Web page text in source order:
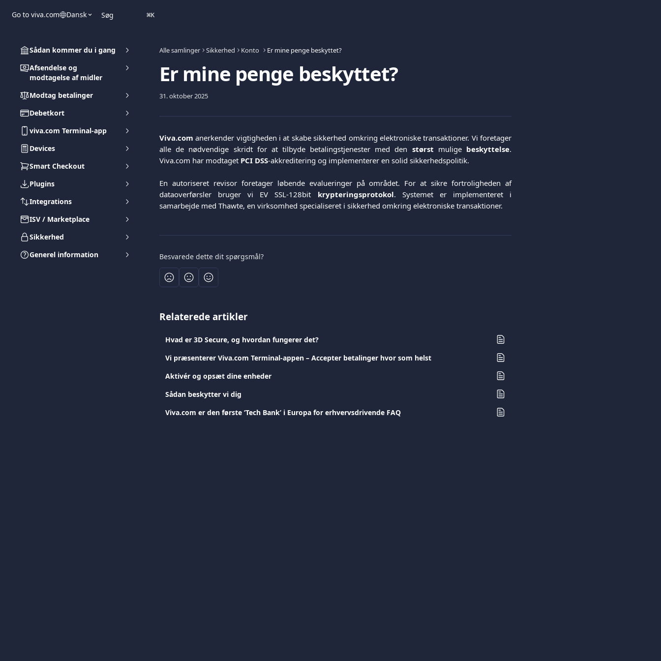
Go to viva.com Dansk Søg ⌘K
Sådan kommer du i gang
Afsendelse og
modtagelse af midler
Modtag betalinger
Debetkort
viva.com Terminal-app
Devices
Smart Checkout
Plugins
Integrations
ISV / Marketplace
Sikkerhed
Generel information
Alle samlinger Sikkerhed Konto Er mine penge beskyttet?
Er mine penge beskyttet?
31. oktober 2025
Viva.com anerkender vigtigheden i at skabe sikkerhed omkring elektroniske transaktioner. Vi foretager
alle de nødvendige skridt for at tilbyde betalingstjenester med den størst mulige beskyttelse.
Viva.com har modtaget PCI DSS-akkreditering og implementerer en solid sikkerhedspolitik.
En autoriseret revisor foretager løbende evalueringer på området. For at sikre fortroligheden af
dataoverførsler bruger vi EV SSL-128bit krypteringsprotokol. Systemet er implementeret i
samarbejde med Thawte, en virksomhed specialiseret i sikkerhed omkring elektroniske transaktioner.
Besvarede dette dit spørgsmål?
Relaterede artikler
Hvad er 3D Secure, og hvordan fungerer det?
Vi præsenterer Viva.com Terminal-appen – Accepter betalinger hvor som helst
Aktivér og opsæt dine enheder
Sådan beskytter vi dig
Viva.com er den første ‘Tech Bank’ i Europa for erhvervsdrivende FAQ